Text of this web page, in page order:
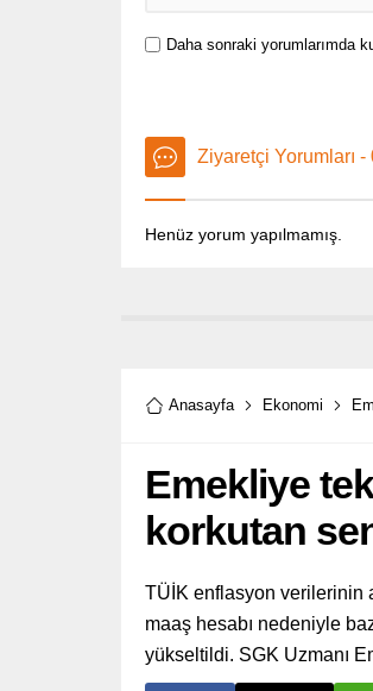
Daha sonraki yorumlarımda
Ziyaretçi Yorumları -
Henüz yorum yapılmamış.
Anasayfa Ekonomi
Emekliye
korkutan
TÜİK enflasyon verilerinin
maaş hesabı nedeniyle
yükseltildi. SGK Uzmanı